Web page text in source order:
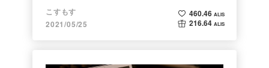
こすもす
2021/05/25
460.46 ALIS
216.64 ALIS